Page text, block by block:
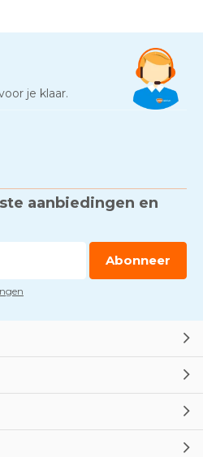
je klaar.
aanbiedingen en
Abonneer